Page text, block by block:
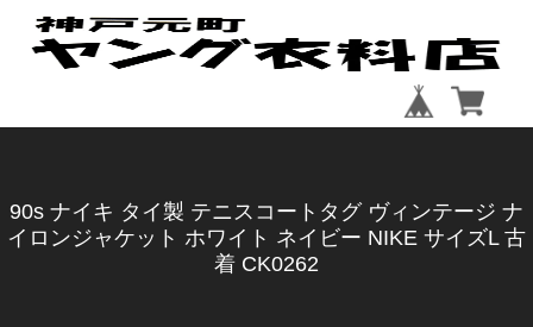
90s ナイキ タイ製 テニスコートタグ ヴィンテージ ナ
イロンジャケット ホワイト ネイビー NIKE サイズL 古
着 CK0262